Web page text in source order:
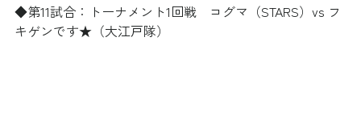
◆第11試合：トーナメント1回戦　コグマ（STARS）vs フ
キゲンです★（大江戸隊）